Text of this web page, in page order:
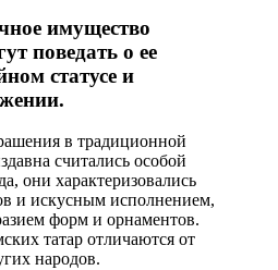
имущество
поведать о ее
статусе и
в традиционной
считались особой
они характеризовались
и искусным исполнением,
форм и орнаментов.
татар отличаются от
народов.